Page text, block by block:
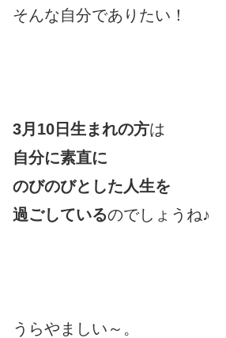
そんな自分でありたい！
3月10日生まれの方は
自分に素直に
のびのびとした人生を
過ごしているのでしょうね♪
うらやましい～。